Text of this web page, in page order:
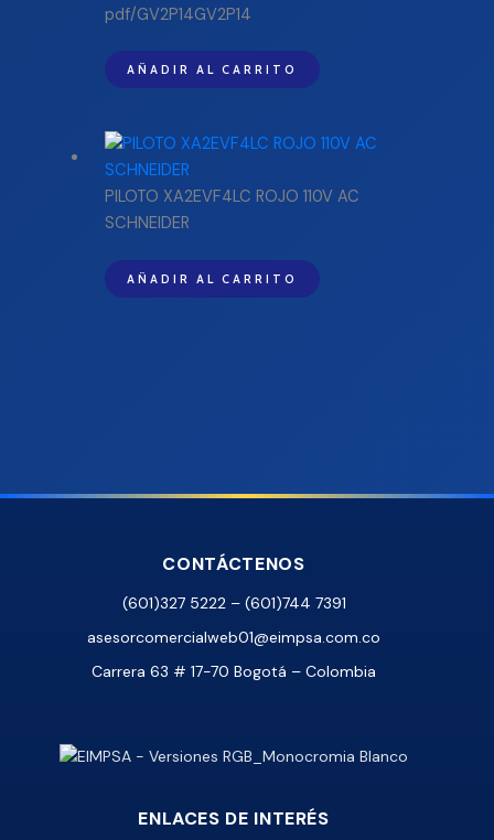
pdf/GV2P14GV2P14
AÑADIR AL CARRITO
PILOTO XA2EVF4LC ROJO 110V AC
SCHNEIDER
AÑADIR AL CARRITO
CONTÁCTENOS
(601)327 5222 – (601)744 7391
asesorcomercialweb01@eimpsa.com.co
Carrera 63 # 17-70 Bogotá – Colombia
ENLACES DE INTERÉS